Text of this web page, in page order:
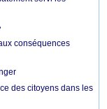
conséquences
des citoyens dans les